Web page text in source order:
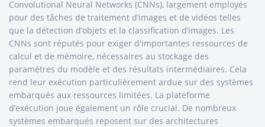
Convolutional Neural Networks (CNNs), largement employés
pour des tâches de traitement d’images et de vidéos telles
que la détection d’objets et la classification d’images. Les
CNNs sont réputés pour exiger d'importantes ressources de
calcul et de mémoire, nécessaires au stockage des
paramètres du modèle et des résultats intermédiaires. Cela
rend leur exécution particulièrement ardue sur des systèmes
embarqués aux ressources limitées. La plateforme
d’exécution joue également un rôle crucial. De nombreux
systèmes embarqués reposent sur des architectures